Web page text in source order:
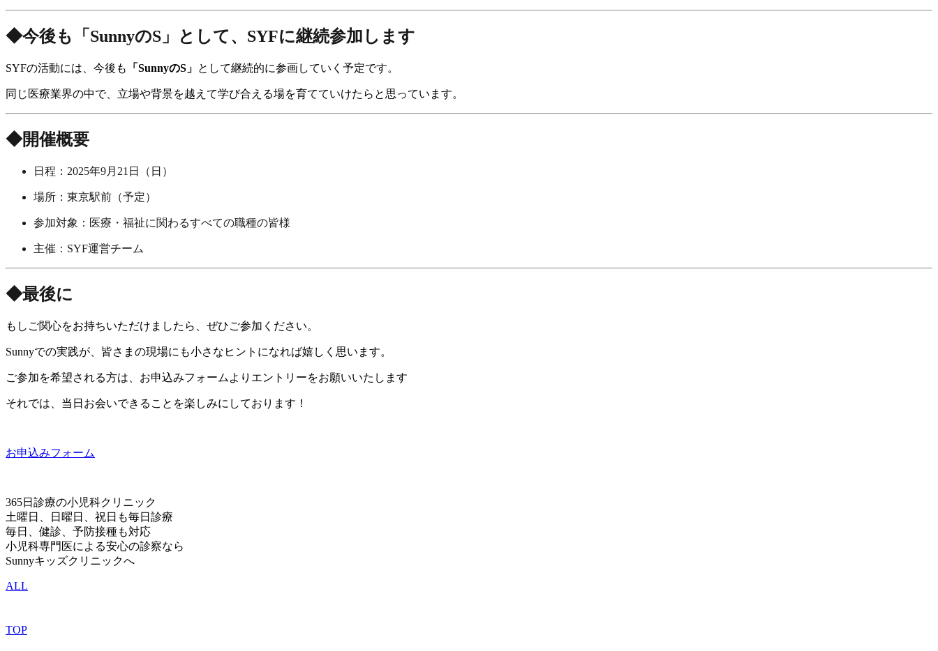
◆今後も「SunnyのS」として、SYFに継続参加します
SYFの活動には、今後も 「SunnyのS」 として継続的に参画していく予定です。
同じ医療業界の中で、立場や背景を越えて学び合える場を育てていけたらと思っています。
◆開催概要
日程：2025年9月21日（日）
場所：東京駅前（予定）
参加対象：医療・福祉に関わるすべての職種の皆様
主催：SYF運営チーム
◆最後に
もしご関心をお持ちいただけましたら、ぜひご参加ください。
Sunnyでの実践が、皆さまの現場にも小さなヒントになれば嬉しく思います。
ご参加を希望される方は、お申込みフォームよりエントリーをお願いいたします
それでは、当日お会いできることを楽しみにしております！
お申込みフォーム
365日診療の小児科クリニック
土曜日、日曜日、祝日も毎日診療
毎日、健診、予防接種も対応
小児科専門医による安心の診察なら
Sunnyキッズクリニックへ
ALL
TOP